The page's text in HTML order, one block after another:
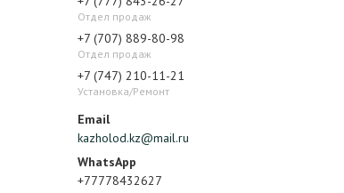
Отдел продаж
+7 (707) 889-80-98
Отдел продаж
+7 (747) 210-11-21
Установка/Ремонт
kazholod.kz@mail.ru
+77778432627